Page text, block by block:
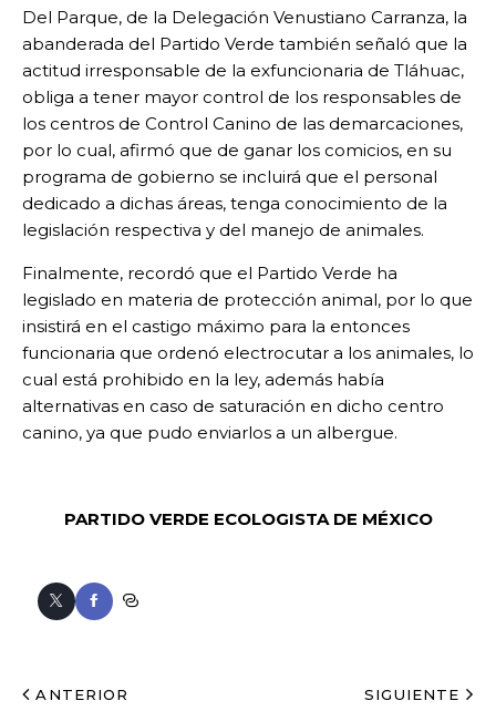
Del Parque, de la Delegación Venustiano Carranza, la
abanderada del Partido Verde también señaló que la
actitud irresponsable de la exfuncionaria de Tláhuac,
obliga a tener mayor control de los responsables de
los centros de Control Canino de las demarcaciones,
por lo cual, afirmó que de ganar los comicios, en su
programa de gobierno se incluirá que el personal
dedicado a dichas áreas, tenga conocimiento de la
legislación respectiva y del manejo de animales.
Finalmente, recordó que el Partido Verde ha
legislado en materia de protección animal, por lo que
insistirá en el castigo máximo para la entonces
funcionaria que ordenó electrocutar a los animales, lo
cual está prohibido en la ley, además había
alternativas en caso de saturación en dicho centro
canino, ya que pudo enviarlos a un albergue.
PARTIDO VERDE ECOLOGISTA DE MÉXICO
ANTERIOR SIGUIENTE